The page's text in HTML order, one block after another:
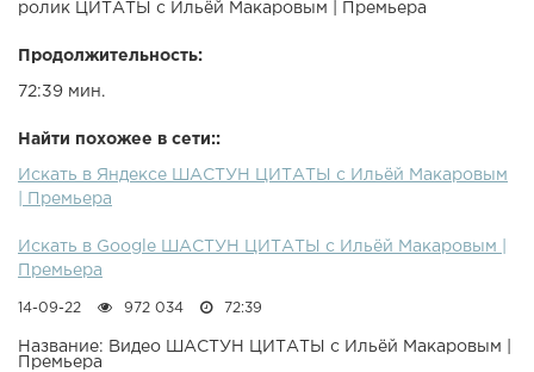
ролик ЦИТАТЫ с Ильёй Макаровым | Премьера
Продолжительность:
72:39 мин.
Найти похожее в сети::
Искать в Яндексе ШАСТУН ЦИТАТЫ с Ильёй Макаровым
| Премьера
Искать в Google ШАСТУН ЦИТАТЫ с Ильёй Макаровым |
Премьера
14-09-22 972 034 72:39
Название: Видео ШАСТУН ЦИТАТЫ с Ильёй Макаровым |
Премьера